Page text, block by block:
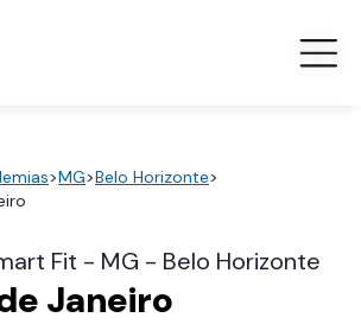
>MG>Belo Horizonte>
Fit - MG - Belo Horizonte
Janeiro